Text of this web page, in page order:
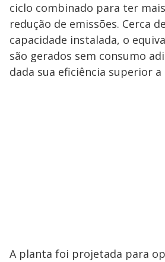
ciclo combinado para ter
redução de emissões. Cerca
capacidade instalada, o
são gerados sem consumo
dada sua eficiência superior a
A planta foi projetada para